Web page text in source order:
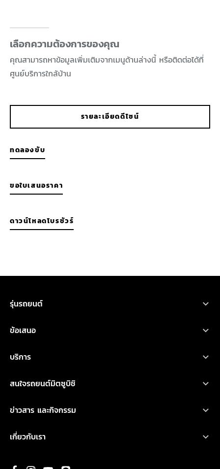
เลือกความต้องการของคุณ
คุณสามารถหาข้อมูลเพิ่มเติมจากเมนูด้านล่างนี้ หรือติดต่อได้ที่
ศูนย์บริการใกล้บ้าน
รายละเอียดดีไซน์
ทดลองขับ
ขอใบเสนอราคา
ดาวน์โหลดโบรชัวร์
รุ่นรถยนต์
ไทรทัน
เอ็กซ์แพนเดอร์ เอชอีวี ใหม่
แอททราจ
ข้อเสนอ
อุปกรณ์ตกแต่ง
คำนวณค่าใช้จ่ายเบื้องต้น
บริการ
น้ำมันเครื่องและเคมีภัณฑ์
ตรวจสอบ/ปรับปรุงคุณภาพ
สนใจรถยนต์มิตซูบิชิ
ดาวน์โหลดโบรชัวร์
ข่าวสาร และกิจกรรม
ข่าวสารล่าสุด
เกี่ยวกับเรา